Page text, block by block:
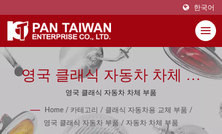
한국어
영국 클래식 자동차 차체 부
품용
영국 클래식 자동차 차체 부품
Home / 카테고리 / 클래식 자동차용 교체 부품 /
영국 클래식 자동차 부품 / 자동차 차체 부품